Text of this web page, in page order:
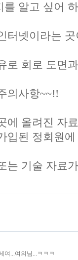
를 알고 싶어
터넷이라는
로 회로 도면
의사항~~!!
에 올려진 자
입된 정회원
는 기술 자료
여...여의님...ㅋㅋㅋ